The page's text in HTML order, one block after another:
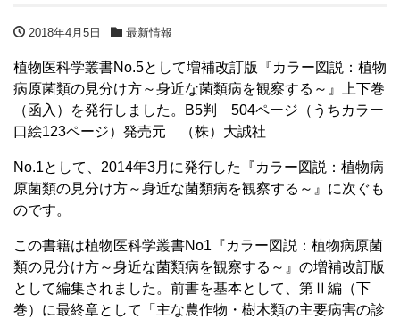
2018年4月5日 最新情報
植物医科学叢書No.5として増補改訂版『カラー図説：植物
病原菌類の見分け方～身近な菌類病を観察する～』上下巻
（函入）を発行しました。B5判 504ページ（うちカラー
口絵123ページ）発売元 （株）大誠社
No.1として、2014年3月に発行した『カラー図説：植物病
原菌類の見分け方～身近な菌類病を観察する～』に次ぐも
のです。
この書籍は植物医科学叢書No1『カラー図説：植物病原菌
類の見分け方～身近な菌類病を観察する～』の増補改訂版
として編集されました。前書を基本として、第Ⅱ編（下
巻）に最終章として「主な農作物・樹木類の主要病害の診